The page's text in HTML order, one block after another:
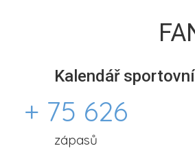
Kalendář
+ 75 626
zápasů